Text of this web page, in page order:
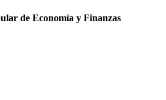
de Economía y Finanzas